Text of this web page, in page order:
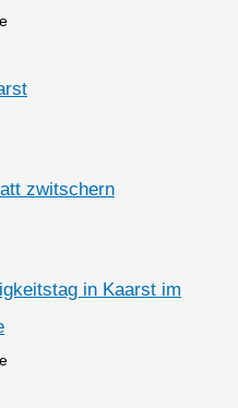
zwitschern
in Kaarst im